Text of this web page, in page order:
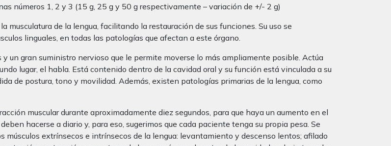
números 1, 2 y 3 (15 g, 25 g y 50 g respectivamente – variación de +/- 2 g)
musculatura de la lengua, facilitando la restauración de sus funciones. Su uso se
linguales, en todas las patologías que afectan a este órgano.
un gran suministro nervioso que le permite moverse lo más ampliamente posible. Actúa
lugar, el habla. Está contenido dentro de la cavidad oral y su función está vinculada a su
de postura, tono y movilidad. Además, existen patologías primarias de la lengua, como
muscular durante aproximadamente diez segundos, para que haya un aumento en el
hacerse a diario y, para eso, sugerimos que cada paciente tenga su propia pesa. Se
músculos extrínsecos e intrínsecos de la lengua: levantamiento y descenso lentos; afilado